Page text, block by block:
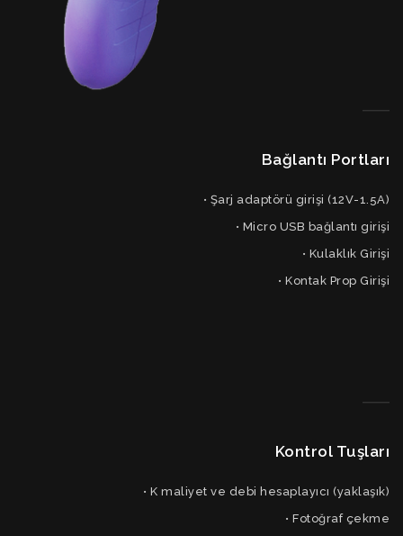
Bağlantı Portları
• Şarj adaptörü girişi (12V-1.5A)
• Micro USB bağlantı girişi
• Kulaklık Girişi
• Kontak Prop Girişi
Kontrol Tuşları
• K maliyet ve debi hesaplayıcı (yaklaşık)
• Fotoğraf çekme